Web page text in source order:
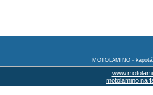
MOTOLAMINO -
motolamino na